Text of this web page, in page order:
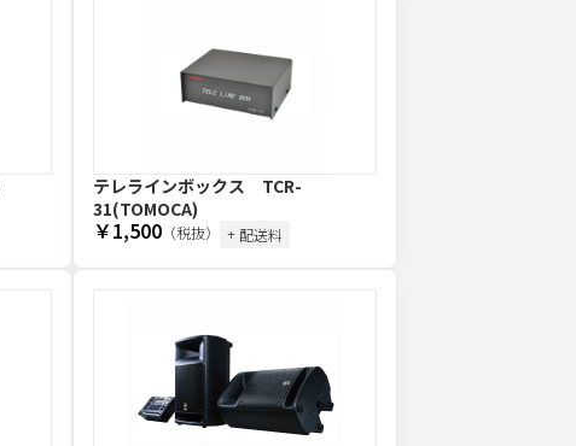
テレラインボックス TCR-
31(TOMOCA)
￥1,500（税抜） + 配送料